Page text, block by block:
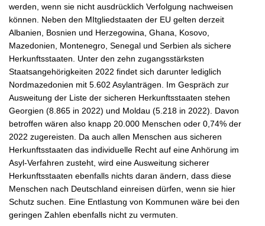
werden, wenn sie nicht ausdrücklich Verfolgung nachweisen
können. Neben den MItgliedstaaten der EU gelten derzeit
Albanien, Bosnien und Herzegowina, Ghana, Kosovo,
Mazedonien, Montenegro, Senegal und Serbien als sichere
Herkunftsstaaten. Unter den zehn zugangsstärksten
Staatsangehörigkeiten 2022 findet sich darunter lediglich
Nordmazedonien mit 5.602 Asylanträgen. Im Gespräch zur
Ausweitung der Liste der sicheren Herkunftsstaaten stehen
Georgien (8.865 in 2022) und Moldau (5.218 in 2022). Davon
betroffen wären also knapp 20.000 Menschen oder 0,74% der
2022 zugereisten. Da auch allen Menschen aus sicheren
Herkunftsstaaten das individuelle Recht auf eine Anhörung im
Asyl-Verfahren zusteht, wird eine Ausweitung sicherer
Herkunftsstaaten ebenfalls nichts daran ändern, dass diese
Menschen nach Deutschland einreisen dürfen, wenn sie hier
Schutz suchen. Eine Entlastung von Kommunen wäre bei den
geringen Zahlen ebenfalls nicht zu vermuten.